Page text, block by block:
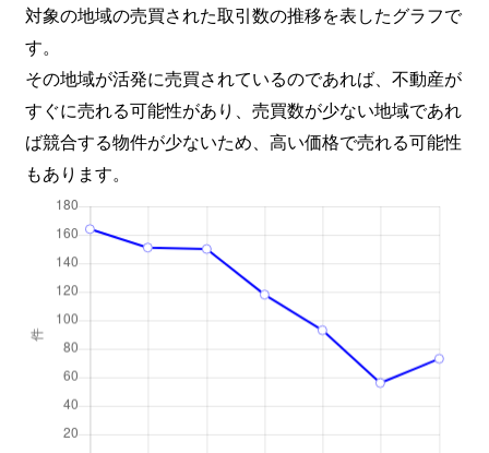
対象の地域の売買された取引数の推移を表したグラフで
す。
その地域が活発に売買されているのであれば、不動産が
すぐに売れる可能性があり、売買数が少ない地域であれ
ば競合する物件が少ないため、高い価格で売れる可能性
もあります。